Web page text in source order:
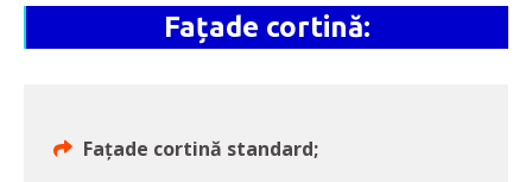
Fațade cortină:
Fațade cortină standard;